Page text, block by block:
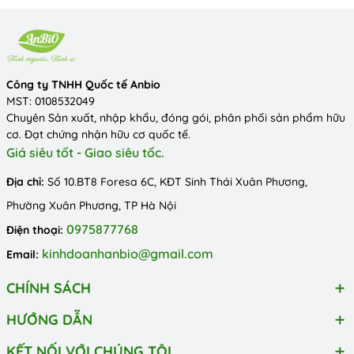
Công ty TNHH Quốc tế Anbio
MST: 0108532049
Chuyên Sản xuất, nhập khẩu, đóng gói, phân phối sản phẩm hữu
cơ. Đạt chứng nhận hữu cơ quốc tế.
Giá siêu tốt - Giao siêu tốc.
Địa chỉ: Số 10.BT8 Foresa 6C, KĐT Sinh Thái Xuân Phương,
Phường Xuân Phương, TP Hà Nội
Điện thoại: 0975877768
Email: kinhdoanhanbio@gmail.com
CHÍNH SÁCH
HƯỚNG DẪN